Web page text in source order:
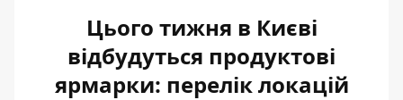
Цього тижня в Києві
відбудуться продуктові
ярмарки: перелік локацій